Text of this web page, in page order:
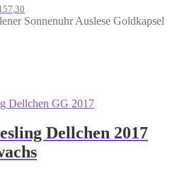
Sonnenuhr Auslese Goldkapsel
Dellchen 2017